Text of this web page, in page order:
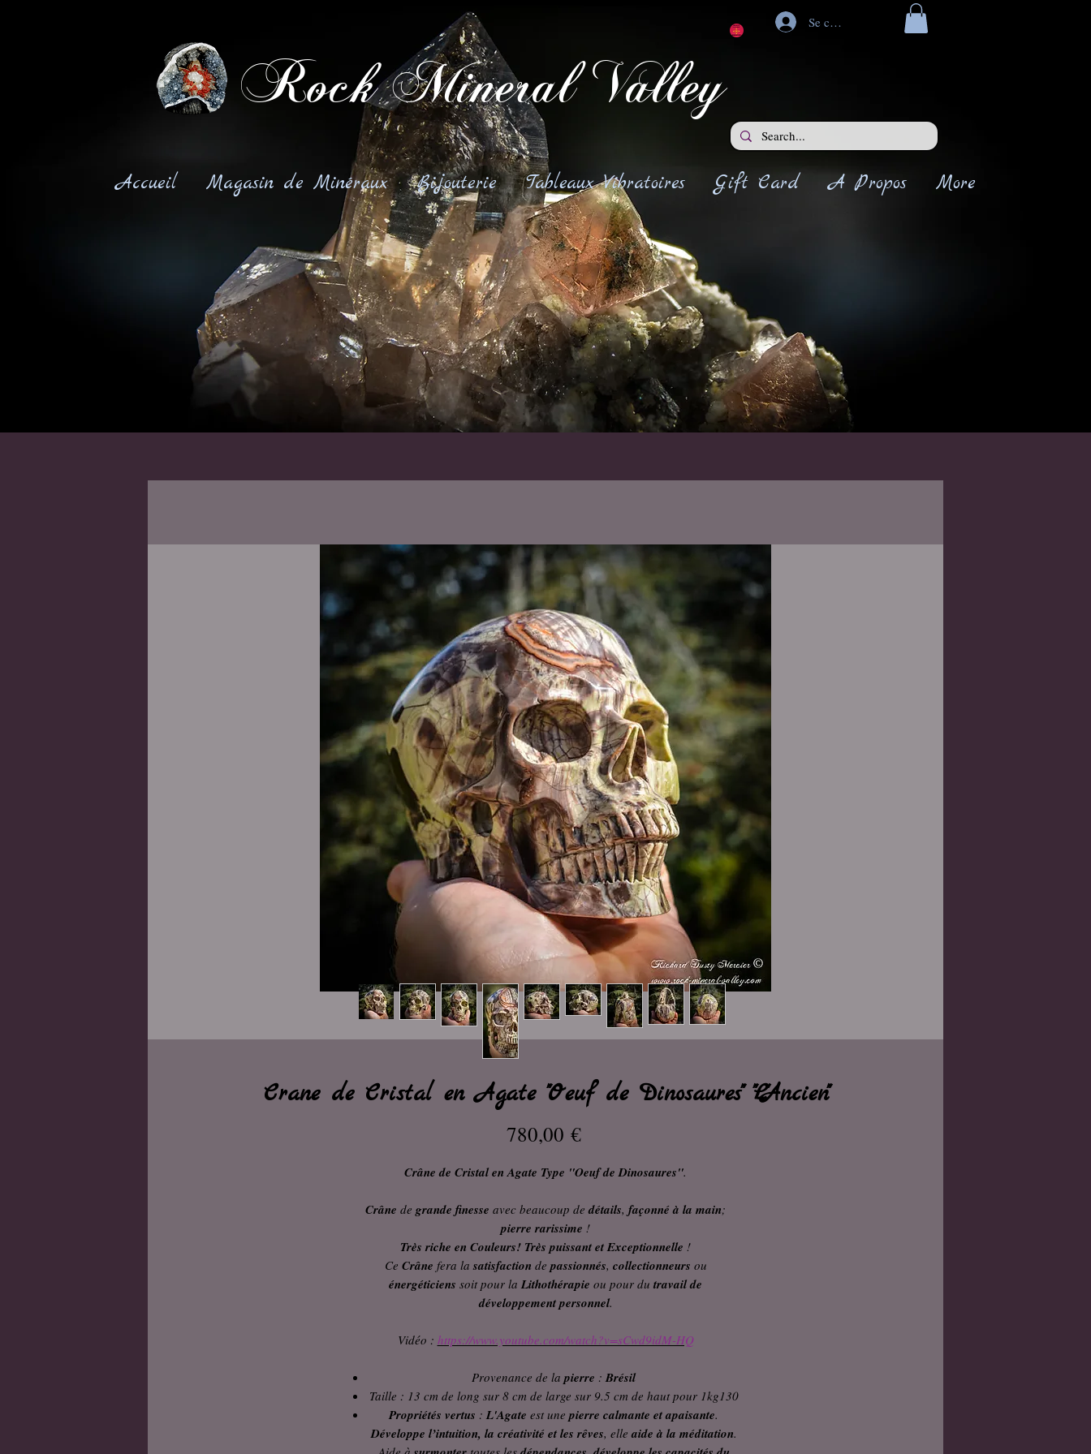
Se connecter
Accueil Magasin de Minéraux Bijouterie Tableaux Vibratoires Gift Card A Propos More
Crane de Cristal en Agate "Oeuf de Dinosaures" "L'Ancien"
780,00 €Prix
Crâne de Cristal en Agate Type "Oeuf de Dinosaures".
Crâne de grande finesse avec beaucoup dedétails, façonné à la main;
pierre rarissime !
Très riche en Couleurs! Très puissant et Exceptionnelle !
Ce Crâne fera lasatisfaction de passionnés, collectionneurs ou
énergéticiens soit pour la Lithothérapie ou pour du travail de
développement personnel.
Vidéo : https://www.youtube.com/watch?v=sCwd9idM-HQ
Provenance de la pierre : Brésil
Taille : 13 cm de long sur 8 cm de large sur 9.5 cm de haut pour 1kg130
Propriétés vertus : L'Agate est une pierre calmante et apaisante.
Développe l’intuition, la créativité et les rêves, elle aide à la méditation.
Rock Mineral Valley